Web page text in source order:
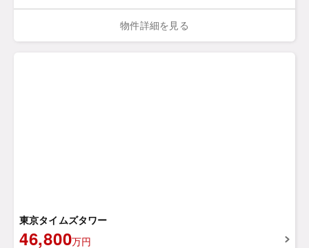
物件詳細を見る
東京タイムズタワー
46,800万円